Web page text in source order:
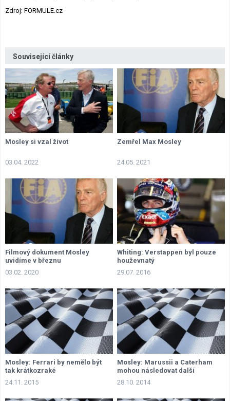
Zdroj: FORMULE.cz
Související články
Mosley si vzal život
03.04. 2022
Zemřel Max Mosley
24.05. 2021
Filmový dokument Mosley
uvidíme v březnu
03.02. 2020
Whiting: Verstappen byl pouze
houževnatý
29.07. 2016
Mosley: Ferrari by nemělo být
tak krátkozraké
24.11. 2015
Mosley: Marussii a Caterham
mohou následovat další
28.10. 2014